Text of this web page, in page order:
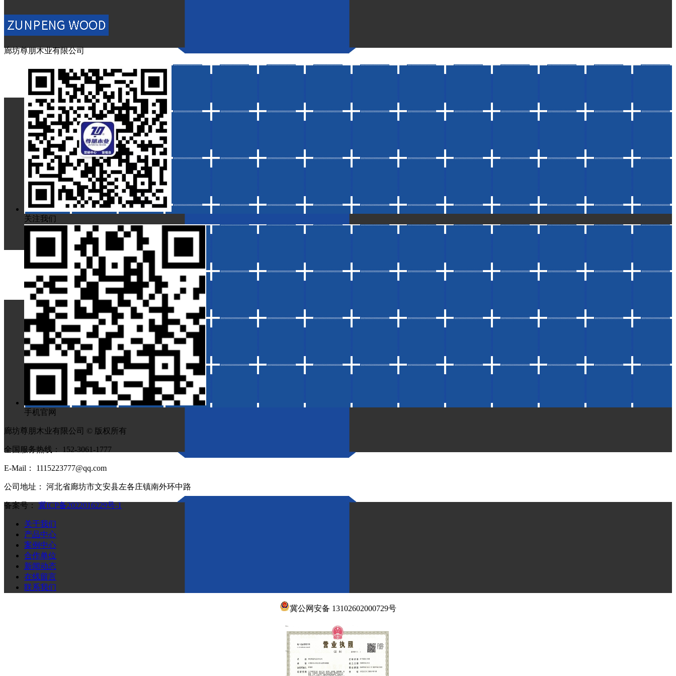
廊坊尊朋木业有限公司
关注我们
手机官网
廊坊尊朋木业有限公司 © 版权所有
全国服务热线： 152-3061-1777
E-Mail： 1115223777@qq.com
公司地址： 河北省廊坊市文安县左各庄镇南外环中路
备案号： 冀ICP备2022016229号-1
关于我们
产品中心
案例中心
合作单位
新闻动态
在线留言
联系我们
冀公网安备 13102602000729号